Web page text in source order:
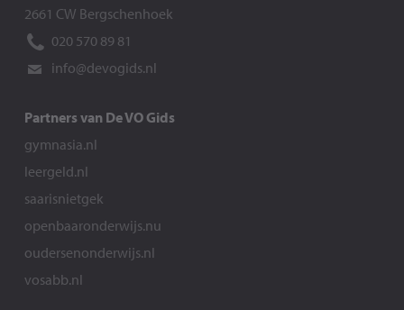
2661 CW Bergschenhoek
020 570 89 81
info@devogids.nl
Partners van De VO Gids
gymnasia.nl
leergeld.nl
saarisnietgek
openbaaronderwijs.nu
oudersenonderwijs.nl
vosabb.nl